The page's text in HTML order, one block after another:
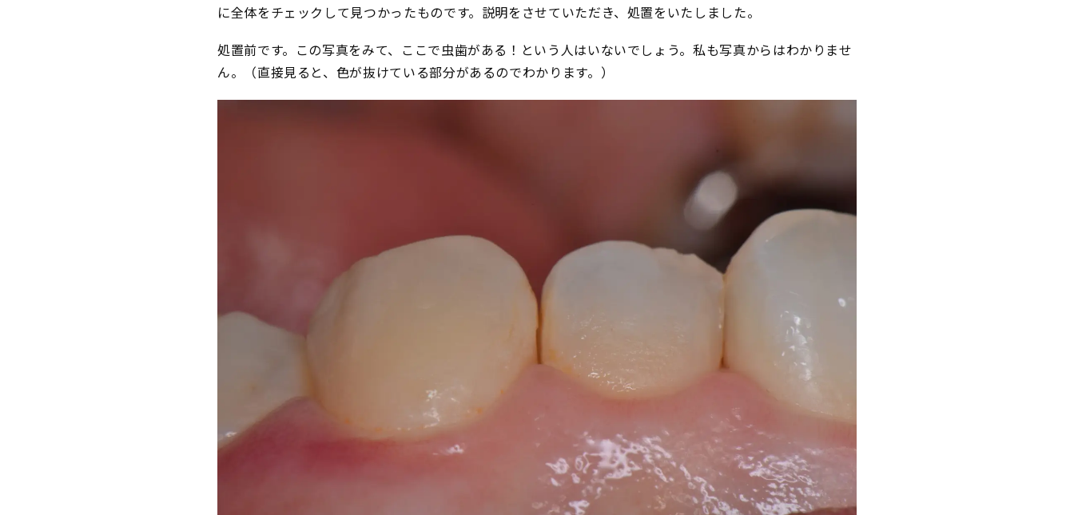
に全体をチェックして見つかったものです。説明をさせていただき、処置をいたしました。
処置前です。この写真をみて、ここで虫歯がある！という人はいないでしょう。私も写真からはわかりませ
ん。（直接見ると、色が抜けている部分があるのでわかります。）